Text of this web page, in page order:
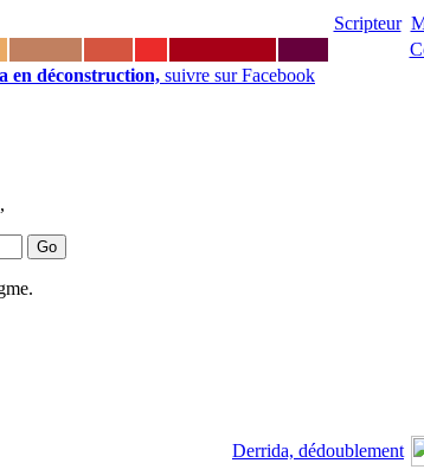
Scripteur
en déconstruction, suivre sur Facebook
Derrida, dédoublement